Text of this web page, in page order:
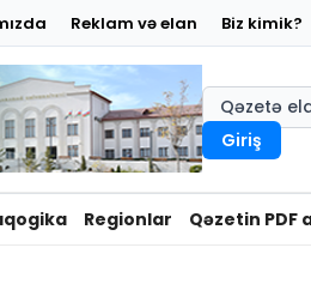
Reklam və elan Biz kimik?
Qəzetə
Giriş
Regionlar Qəzetin PDF